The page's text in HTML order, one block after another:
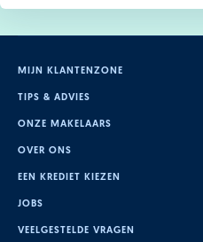
MIJN KLANTENZONE
TIPS & ADVIES
ONZE MAKELAARS
OVER ONS
EEN KREDIET KIEZEN
JOBS
VEELGESTELDE VRAGEN